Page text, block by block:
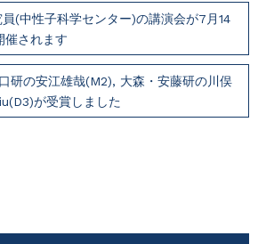
(中性子科学センター)の講演会が7月14
催されます
研の安江雄哉(M2), 大森・安藤研の川俣
が受賞しました